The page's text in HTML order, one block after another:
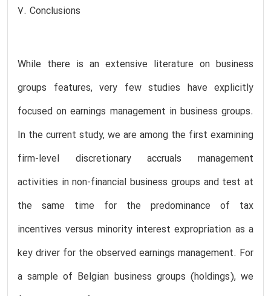
7. Conclusions
While there is an extensive literature on business
groups features, very few studies have explicitly
focused on earnings management in business groups.
In the current study, we are among the first examining
firm-level discretionary accruals management
activities in non-financial business groups and test at
the same time for the predominance of tax
incentives versus minority interest expropriation as a
key driver for the observed earnings management. For
a sample of Belgian business groups (holdings), we